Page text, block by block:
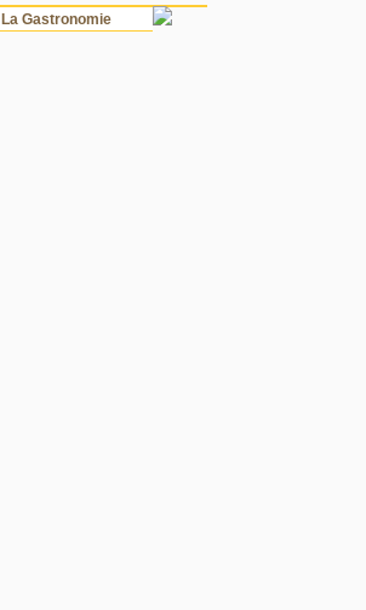
La Gastronomie